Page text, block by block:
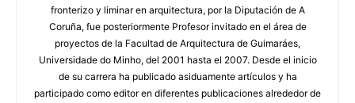
fronterizo y liminar en arquitectura, por la Diputación de A
Coruña, fue posteriormente Profesor invitado en el área de
proyectos de la Facultad de Arquitectura de Guimaráes,
Universidade do Minho, del 2001 hasta el 2007. Desde el inicio
de su carrera ha publicado asiduamente artículos y ha
participado como editor en diferentes publicaciones alrededor de